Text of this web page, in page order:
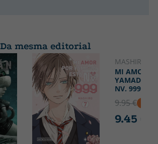
Da mesma editorial
MASHIRO
MI AMOR
YAMADA
NV. 999 6
9.95 €
9.45 €